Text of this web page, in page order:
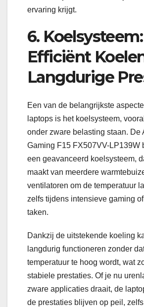
ervaring krijgt.
6. Koelsysteem:
Efficiënt
Langdurige
Een van de belangrijkste
laptops is het koelsysteem,
onder zware belasting staan. De
Gaming F15 FX507VV-LP139W
een geavanceerd koelsysteem,
maakt van meerdere
ventilatoren om de temperatuur
zelfs tijdens intensieve gaming
taken.
Dankzij de uitstekende koeling
langdurig functioneren zonder
temperatuur te hoog wordt, wat
stabiele prestaties. Of je nu
zware applicaties draait, de
de prestaties blijven op peil,